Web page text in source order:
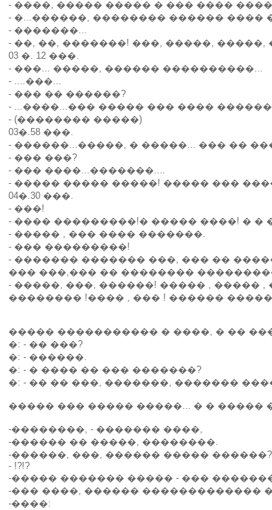
- ����, ����� ����� � ��� ����
- �...������, �������� ������ ����
- �������...
- ��, ��, �������! ���, �����, �����,
03 �. 12 ���.
- ���... �����, ������ ����������...
- ....���...
- ��� �� ������?
- ...����...��� ����� ��� ����
- (�������� �����)
03�.58 ���.
- ������...�����, � �����... ��� ��
- ��� ���?
- ��� ����...�������....
- ����� ����� �����! ����� ���
04�.30 ���.
- ���!
- ���� ���������!� ����� ����! � �
- ����� , ��� ���� �������.
- ��� ���������!
- ������� ������� ���, ��� ��
��� ���,��� �� ��������
- �����, ���, ������! ����� , �����
�������� !���� , ��� ! ������
����� ����������� � ����, � ��
�: - �� ���?
�: - ������.
�: - � ���� �� ��� �������?
�: - �� �� ���, �������, �������
����� ��� ����� �����... � � �����
-��������, - ������� ����,
-������ �� �����, ��������.
-������, ���, ������ ����� ������?
- !?!?
-����� ������� ����� - ���
-��� ����, ������ �������������
-����: